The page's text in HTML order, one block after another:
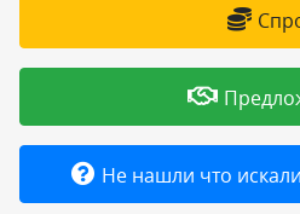
Справка
Товары и услуги
Не нашли что